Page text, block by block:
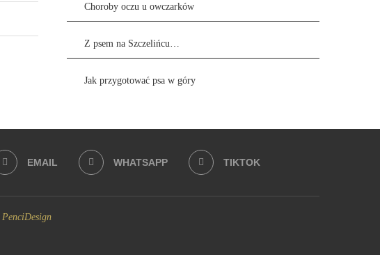
Choroby oczu u owczarków
Z psem na Szczelińcu…
Jak przygotować psa w góry
EMAIL WHATSAPP TIKTOK
PenciDesign